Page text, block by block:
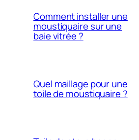
Comment installer une
moustiquaire sur une
baie vitrée ?
Quel maillage pour une
toile de moustiquaire ?